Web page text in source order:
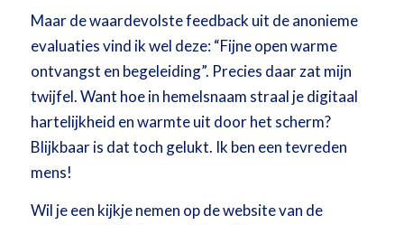
Maar de waardevolste feedback uit de anonieme
evaluaties vind ik wel deze: “Fijne open warme
ontvangst en begeleiding”. Precies daar zat mijn
twijfel. Want hoe in hemelsnaam straal je digitaal
hartelijkheid en warmte uit door het scherm?
Blijkbaar is dat toch gelukt. Ik ben een tevreden
mens!
Wil je een kijkje nemen op de website van de